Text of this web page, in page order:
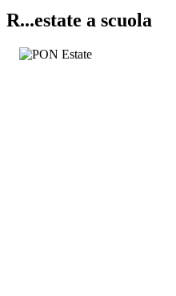
R...estate a scuola